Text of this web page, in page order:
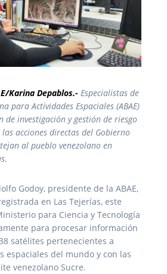
Karina Depablos.- Especialistas de
para Actividades Espaciales (ABAE)
investigación y gestión de riesgo
acciones directas del Gobierno
al pueblo venezolano en
Godoy, presidente de la ABAE,
en Las Tejerías, este
para Ciencia y Tecnología
para procesar información
satélites pertenecientes a
espaciales del mundo y con las
venezolano Sucre.